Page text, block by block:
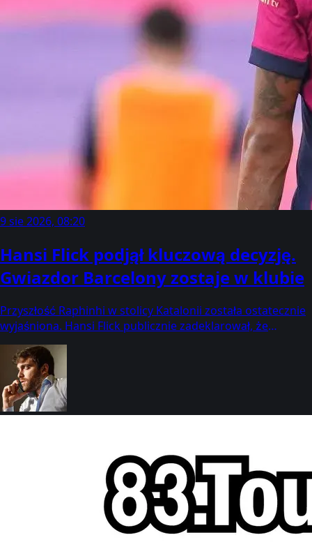
9 sie 2026, 08:20
Hansi Flick podjął kluczową decyzję.
Gwiazdor Barcelony zostaje w klubie
Przyszłość Raphinhi w stolicy Katalonii została ostatecznie
wyjaśniona. Hansi Flick publicznie zadeklarował, że
Brazylijczyk jest dla niego kluczowym elementem zespołu.